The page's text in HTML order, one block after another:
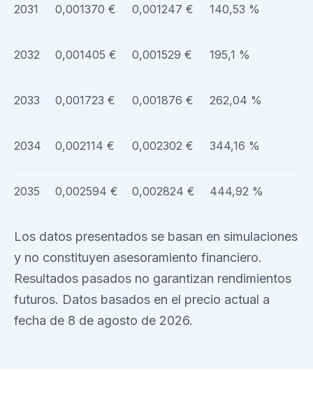
2031 0,001370 € 0,001247 € 140,53 %
2032 0,001405 € 0,001529 € 195,1 %
2033 0,001723 € 0,001876 € 262,04 %
2034 0,002114 € 0,002302 € 344,16 %
2035 0,002594 € 0,002824 € 444,92 %
Los datos presentados se basan en simulaciones
y no constituyen asesoramiento financiero.
Resultados pasados no garantizan rendimientos
futuros. Datos basados en el precio actual a
fecha de 8 de agosto de 2026.